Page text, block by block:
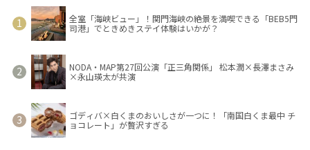
全室「海峡ビュー」！関門海峡の絶景を満喫できる「BEB5門
司港」でときめきステイ体験はいかが？
NODA・MAP第27回公演「正三角関係」 松本潤×長澤まさみ
×永山瑛太が共演
ゴディバ×白くまのおいしさが一つに！「南国白くま最中 チ
ョコレート」が贅沢すぎる